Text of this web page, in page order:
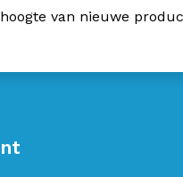
van nieuwe